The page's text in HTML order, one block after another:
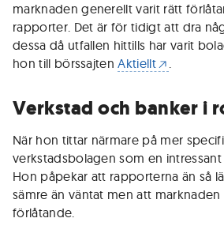
marknaden generellt varit rätt
rapporter. Det är för tidigt att dra
dessa då utfallen hittills har varit
hon till börssajtenAktiellt .
Verkstad och banker i
När hon tittar närmare på mer
verkstadsbolagen som en
Hon påpekar att rapporterna än så
sämre än väntat men att marknaden
förlåtande.